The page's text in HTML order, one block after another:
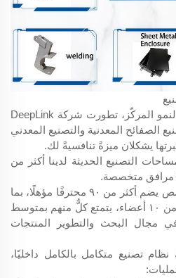
وبفضل أكثر من ٢٠ عامًا من النمو المركّز، تطورت شركة DeepLink
الصفائح المعدنية والتصنيع المعدني
يشكلان ميزةً تنافسيةً لك.
التصنيع الحديثة لدينا أكثر من
*فريق خبراء: فريق عمل مخصص يضم أكثر من ٩٠ محترفًا مؤهلًا، بما
في ذلك فريق هندسي مكوّن من ١٠ أعضاء، يتمتع كلٌّ منهم بمتوسط
٨ سنوات في مجال البحث والتطوير المنتجات
تصنيع متكامل بالكامل داخليًا،